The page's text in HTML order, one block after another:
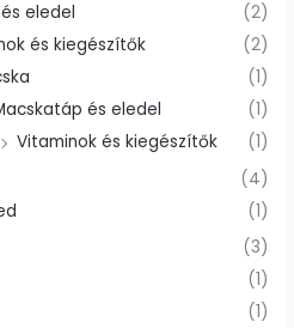
eledel
(2)
és kiegészítők
(2)
(1)
és eledel
(1)
Vitaminok és kiegészítők
(1)
(4)
(1)
(3)
(1)
(1)